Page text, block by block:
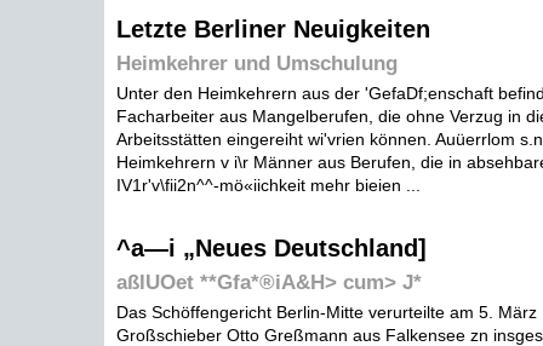
Letzte Berliner Neuigkeiten
Heimkehrer und Umschulung
Unter den Heimkehrern aus der 'GefaDf;enschaft
Facharbeiter aus Mangelberufen, die ohne Verzug in
Arbeitsstätten eingereiht wi'vrien können. Auüerrlom
Heimkehrern v i\r Männer aus Berufen, die in
IV1r'v\fii2n^^-mö«iichkeit mehr bieien ...
^a—i „Neues Deutschland]
aßlUOet **Gfa*®iA&H> cum> J*
Das Schöffengericht Berlin-Mitte verurteilte am 5. März
Großschieber Otto Greßmann aus Falkensee zn